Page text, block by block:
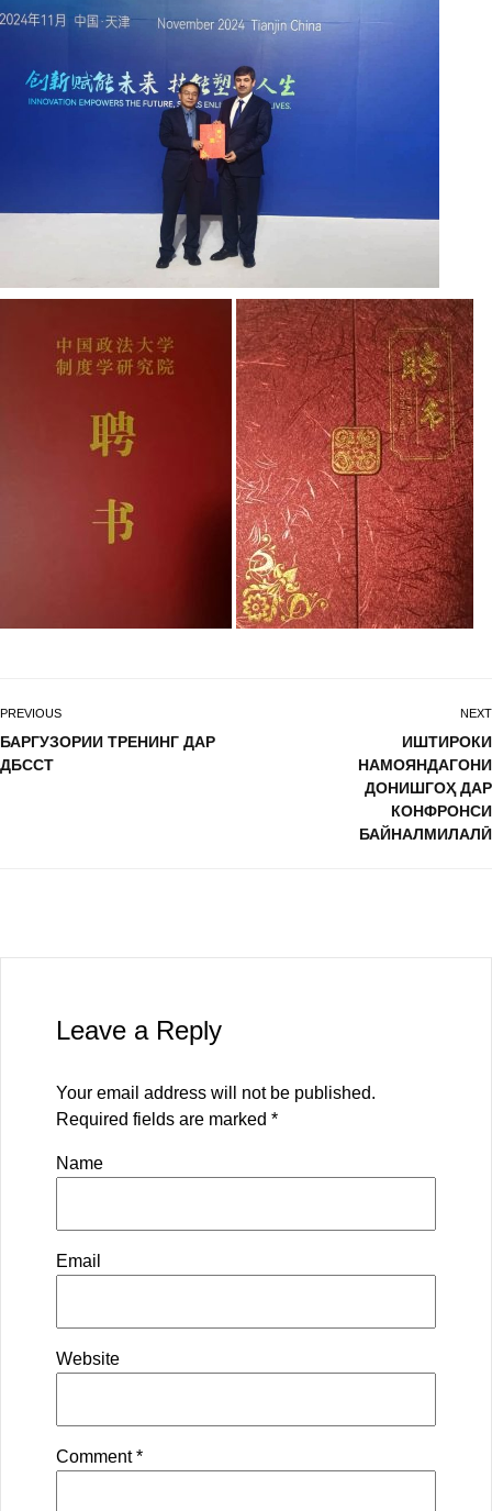
PREVIOUS
БАРГУЗОРИИ ТРЕНИНГ ДАР
ДБССТ
NEXT
ИШТИРОКИ
НАМОЯНДАГОНИ
ДОНИШГОҲ ДАР
КОНФРОНСИ
БАЙНАЛМИЛАЛӢ
Leave a Reply
Your email address will not be published.
Required fields are marked *
Name
Email
Website
Comment*